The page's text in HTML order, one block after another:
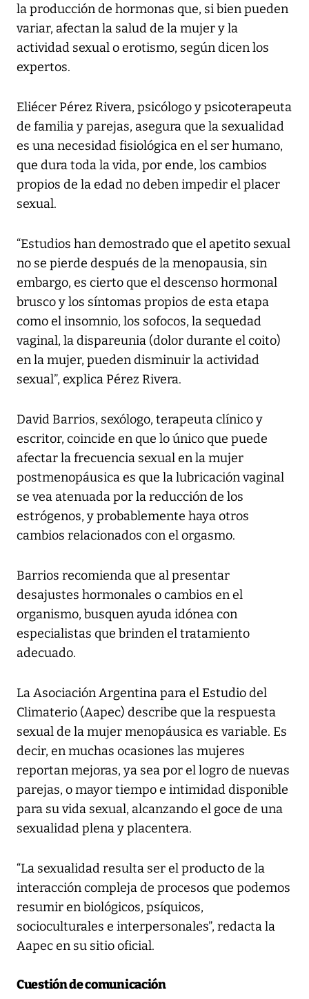
la producción de hormonas que, si bien pueden
variar, afectan la salud de la mujer y la
actividad sexual o erotismo, según dicen los
expertos.
Eliécer Pérez Rivera, psicólogo y psicoterapeuta
de familia y parejas, asegura que la sexualidad
es una necesidad fisiológica en el ser humano,
que dura toda la vida, por ende, los cambios
propios de la edad no deben impedir el placer
sexual.
“Estudios han demostrado que el apetito sexual
no se pierde después de la menopausia, sin
embargo, es cierto que el descenso hormonal
brusco y los síntomas propios de esta etapa
como el insomnio, los sofocos, la sequedad
vaginal, la dispareunia (dolor durante el coito)
en la mujer, pueden disminuir la actividad
sexual”, explica Pérez Rivera.
David Barrios, sexólogo, terapeuta clínico y
escritor, coincide en que lo único que puede
afectar la frecuencia sexual en la mujer
postmenopáusica es que la lubricación vaginal
se vea atenuada por la reducción de los
estrógenos, y probablemente haya otros
cambios relacionados con el orgasmo.
Barrios recomienda que al presentar
desajustes hormonales o cambios en el
organismo, busquen ayuda idónea con
especialistas que brinden el tratamiento
adecuado.
La Asociación Argentina para el Estudio del
Climaterio (Aapec) describe que la respuesta
sexual de la mujer menopáusica es variable. Es
decir, en muchas ocasiones las mujeres
reportan mejoras, ya sea por el logro de nuevas
parejas, o mayor tiempo e intimidad disponible
para su vida sexual, alcanzando el goce de una
sexualidad plena y placentera.
“La sexualidad resulta ser el producto de la
interacción compleja de procesos que podemos
resumir en biológicos, psíquicos,
socioculturales e interpersonales”, redacta la
Aapec en su sitio oficial.
Cuestión de comunicación